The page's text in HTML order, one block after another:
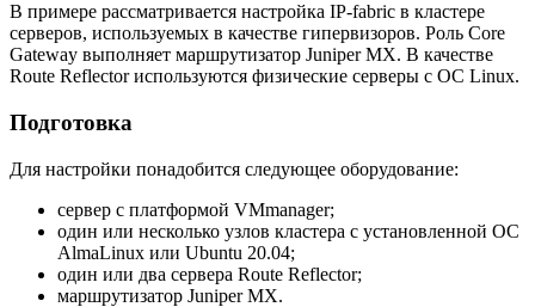
В примере рассматривается настройка IP-fabric в кластере
серверов, используемых в качестве гипервизоров. Роль Core
Gateway выполняет маршрутизатор Juniper MX. В качестве
Route Reflector используются физические серверы с ОС Linux.
Подготовка
Для настройки понадобится следующее оборудование:
сервер с платформой VMmanager;
один или несколько узлов кластера с установленной ОС
AlmaLinux или Ubuntu 20.04;
один или два сервера Route Reflector;
маршрутизатор Juniper MX.